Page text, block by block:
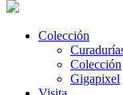
Colección
Colección
Gigapixel